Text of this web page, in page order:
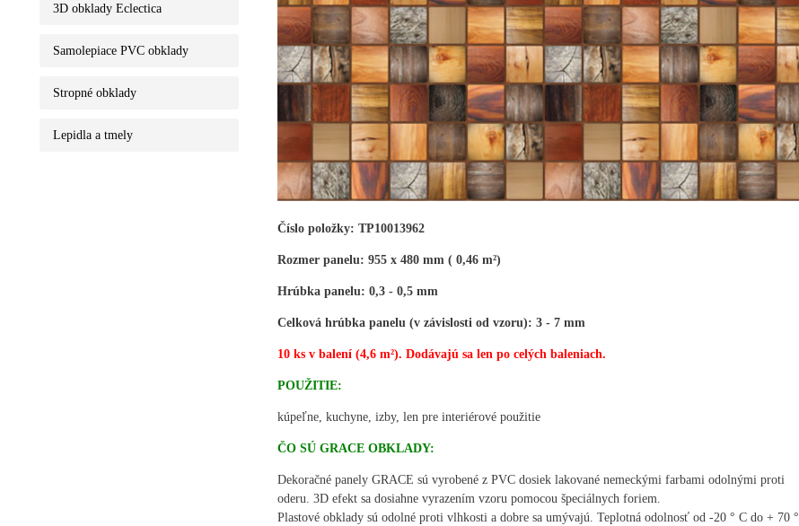
3D obklady Eclectica
Samolepiace PVC obklady
Stropné obklady
Lepidla a tmely
Číslo položky: TP10013962
Rozmer panelu: 955 x 480 mm ( 0,46 m²)
Hrúbka panelu: 0,3 - 0,5 mm
Celková hrúbka panelu (v závislosti od vzoru): 3 - 7 mm
10 ks v balení (4,6 m²). Dodávajú sa len po celých baleniach.
POUŽITIE:
kúpeľne, kuchyne, izby, len pre interiérové použitie
ČO SÚ GRACE OBKLADY:
Dekoračné panely GRACE sú vyrobené z PVC dosiek lakované nemeckými farbami odolnými proti
oderu. 3D efekt sa dosiahne vyrazením vzoru pomocou špeciálnych foriem.
Plastové obklady sú odolné proti vlhkosti a dobre sa umývajú. Teplotná odolnosť od -20 ° C do + 70 °